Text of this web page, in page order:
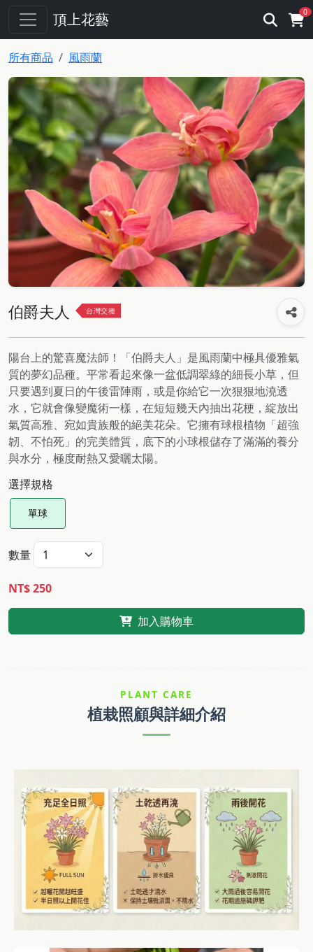
頂上花藝 0
所有商品 風雨蘭
伯爵夫人 台灣交種
陽台上的驚喜魔法師！「伯爵夫人」是風雨蘭中極具優雅氣
質的夢幻品種。平常看起來像一盆低調翠綠的細長小草，但
只要遇到夏日的午後雷陣雨，或是你給它一次狠狠地澆透
水，它就會像變魔術一樣，在短短幾天內抽出花梗，綻放出
氣質高雅、宛如貴族般的絕美花朵。它擁有球根植物「超強
韌、不怕死」的完美體質，底下的小球根儲存了滿滿的養分
與水分，極度耐熱又愛曬太陽。
選擇規格
單球
數量
NT$ 250
加入購物車
PLANT CARE
植栽照顧與詳細介紹